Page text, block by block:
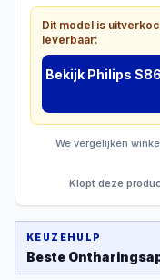
Dit model is
leverbaar:
Bekijk Philips
We vergelijken
Klopt deze
KEUZEHULP
Beste